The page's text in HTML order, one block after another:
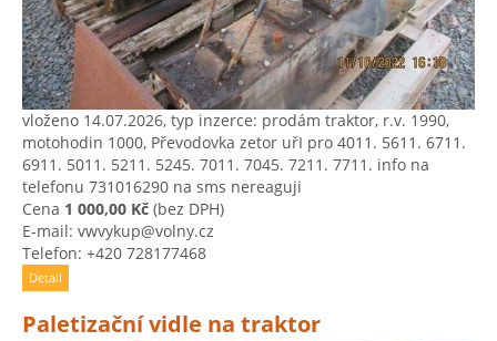
vloženo 14.07.2026, typ inzerce: prodám traktor, r.v. 1990,
motohodin 1000, Převodovka zetor uřI pro 4011. 5611. 6711.
6911. 5011. 5211. 5245. 7011. 7045. 7211. 7711. info na
telefonu 731016290 na sms nereaguji
Cena 1 000,00 Kč (bez DPH)
E-mail: vwvykup@volny.cz
Telefon: +420 728177468
Detail
Paletizační vidle na traktor